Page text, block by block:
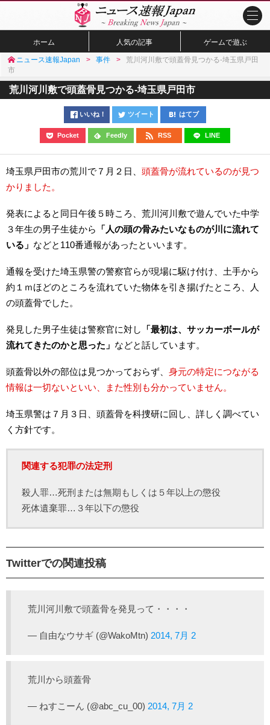
ホーム 人気の記事 ゲームで遊ぶ
ニュース速報Japan 事件
荒川河川敷で頭蓋骨見つかる-埼玉県戸田
市
荒川河川敷で頭蓋骨見つかる-埼玉県戸田市
いいね！ ツイート はてブ
Pocket Feedly RSS LINE
埼玉県戸田市の荒川で７月２日、 頭蓋骨が流れているのが見つ
かりました。
発表によると同日午後５時ころ、荒川河川敷で遊んでいた中学
３年生の男子生徒から
「人の頭の骨みたいなものが川に流れて
いる」 などと110番通報があったといいます。
通報を受けた埼玉県警の警察官らが現場に駆け付け、土手から
約１ｍほどのところを流れていた物体を引き揚げたところ、人
の頭蓋骨でした。
発見した男子生徒は警察官に対し
「最初は、サッカーボールが
流れてきたのかと思った」 などと話しています。
頭蓋骨以外の部位は見つかっておらず、 身元の特定につながる
情報は一切ないといい、また性別も分かっていません。
埼玉県警は７月３日、頭蓋骨を科捜研に回し、詳しく調べてい
く方針です。
関連する犯罪の法定刑
殺人罪…死刑または無期もしくは５年以上の懲役
死体遺棄罪…３年以下の懲役
Twitterでの関連投稿
荒川河川敷で頭蓋骨を発見って・・・・
— 自由なウサギ (@WakoMtn) 2014, 7月 2
荒川から頭蓋骨
— ねすこーん (@abc_cu_00) 2014, 7月 2